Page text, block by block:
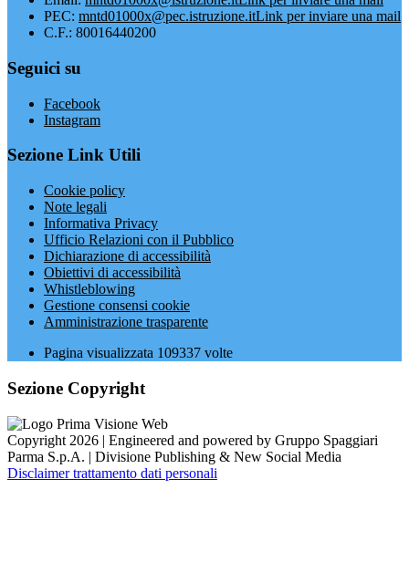
PEC: mntd01000x@pec.istruzione.itLink per inviare una mail
C.F.: 80016440200
Seguici su
Facebook
Instagram
Sezione Link Utili
Cookie policy
Note legali
Informativa Privacy
Ufficio Relazioni con il Pubblico
Dichiarazione di accessibilità
Obiettivi di accessibilità
Whistleblowing
Gestione consensi cookie
Amministrazione trasparente
Pagina visualizzata 109337 volte
Sezione Copyright
Copyright 2026 | Engineered and powered by Gruppo Spaggiari
Parma S.p.A. | Divisione Publishing & New Social Media
Disclaimer trattamento dati personali